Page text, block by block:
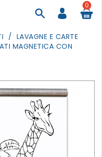
0
LAVAGNE E CARTE
MAGNETICA CON